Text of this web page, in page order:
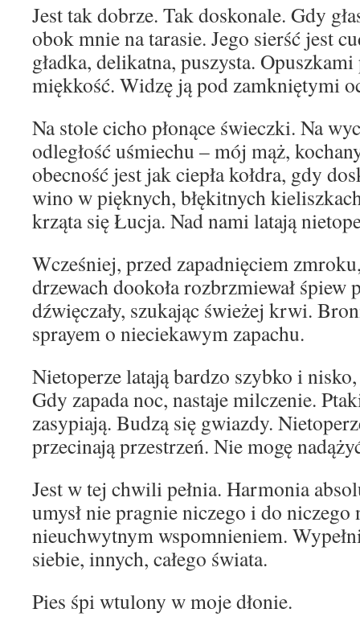
Jest tak dobrze. Tak doskonale. Gdy
obok mnie na tarasie. Jego sierść jest
gładka, delikatna, puszysta.
miękkość. Widzę ją pod zamkniętymi
Na stole cicho płonące świeczki. Na
odległość uśmiechu – mój mąż,
obecność jest jak ciepła kołdra, gdy
wino w pięknych, błękitnych
krząta się Łucja. Nad nami latają
Wcześniej, przed zapadnięciem
drzewach dookoła rozbrzmiewał
dźwięczały, szukając świeżej krwi.
sprayem o nieciekawym zapachu.
Nietoperze latają bardzo szybko i
Gdy zapada noc, nastaje milczenie.
zasypiają. Budzą się gwiazdy.
przecinają przestrzeń. Nie mogę
Jest w tej chwili pełnia. Harmonia
umysł nie pragnie niczego i do
nieuchwytnym wspomnieniem.
siebie, innych, całego świata.
Pies śpi wtulony w moje dłonie.